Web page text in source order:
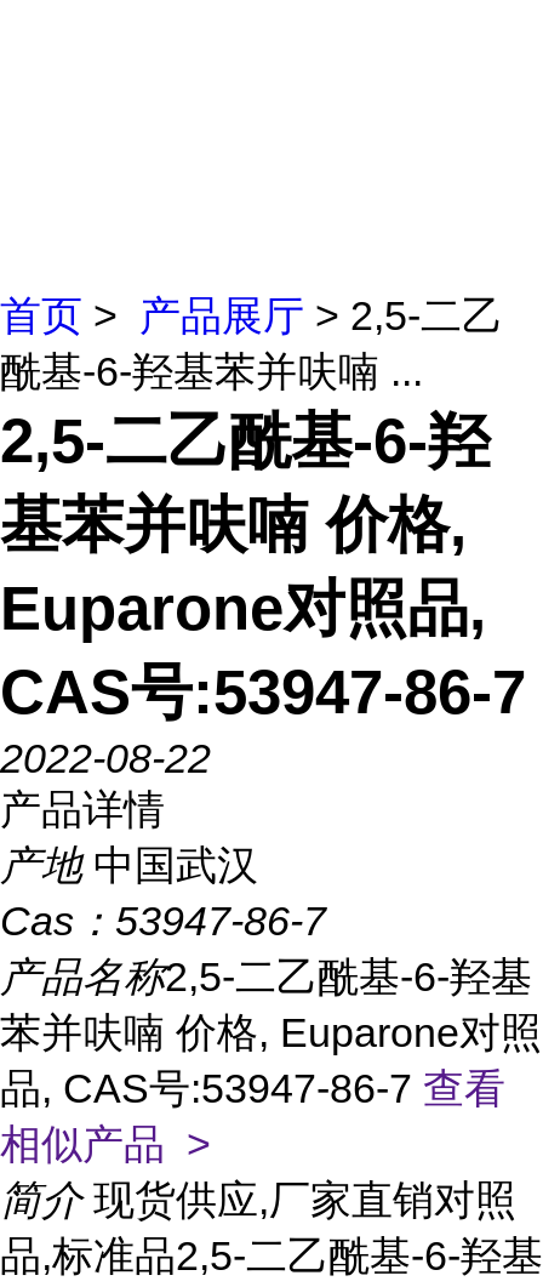
首页 > 产品展厅 > 2,5-二乙
酰基-6-羟基苯并呋喃 ...
2,5-二乙酰基-6-羟
基苯并呋喃 价格,
Euparone对照品,
CAS号:53947-86-7
2022-08-22
产品详情
产地 中国武汉
Cas： 53947-86-7
产品名称2,5-二乙酰基-6-羟基
苯并呋喃 价格, Euparone对照
品, CAS号:53947-86-7 查看
相似产品 >
简介 现货供应,厂家直销对照
品,标准品2,5-二乙酰基-6-羟基